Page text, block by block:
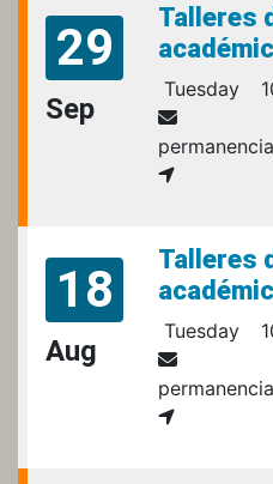
29
Sep
Talleres de
académica
Tuesday
18
Aug
Talleres de
académica
Tuesday